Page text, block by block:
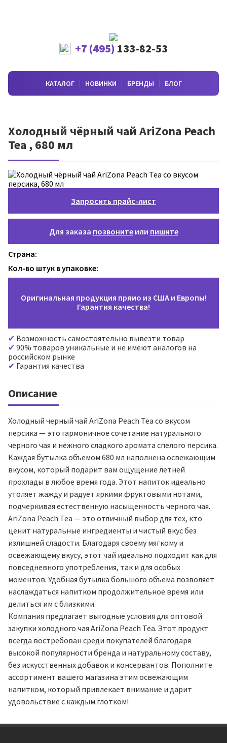
+7 (495) 133-82-53
КАТАЛОГ НОВИНКИ БРЕНДЫ БЛОГ
Холодный чёрный чай AriZona Peach
Tea , 680 мл
Запросить прайс-лист
Для заказа позвонитеили пишите
Страна:
Кол-во штук в упаковке:
Оригинальная продукция прямо из США и Европы!
Гарантия качества!
Возможность самостоятельно вывезти товар
90% товаров уникальные и не имеют аналогов на
российском рынке
Гарантия качества
Описание
Холодный черный чай AriZona Peach Tea со вкусом
персика — это гармоничное сочетание натурального
черного чая и нежного сладкого аромата спелого персика.
Каждая бутылка объемом 680 мл наполнена освежающим
вкусом, который подарит вам ощущение летней
прохлады в любое время года. Этот напиток идеально
утоляет жажду и радует яркими фруктовыми нотами,
подчеркивая естественную насыщенность черного чая.
AriZona Peach Tea — это отличный выбор для тех, кто
ценит натуральные ингредиенты и чистый вкус без
излишней сладости. Благодаря своему мягкому и
освежающему вкусу, этот чай идеально подходит как для
повседневного употребления, так и для особых
моментов. Удобная бутылка большого объема позволяет
наслаждаться напитком продолжительное время или
делиться им с близкими.
Компания предлагает выгодные условия для оптовой
закупки холодного чая AriZona Peach Tea. Этот продукт
всегда востребован среди покупателей благодаря
высокой популярности бренда и натуральному составу,
без искусственных добавок и консервантов. Пополните
ассортимент вашего магазина этим освежающим
напитком, который привлекает внимание и дарит
удовольствие с каждым глотком!